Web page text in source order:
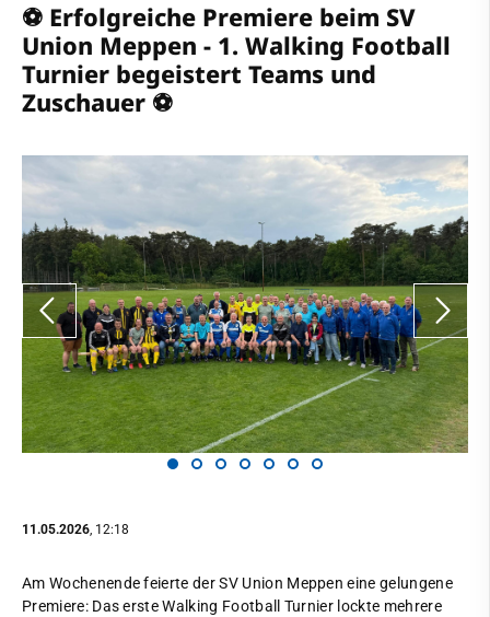
⚽️ Erfolgreiche Premiere beim SV
Union Meppen - 1. Walking Football
Turnier begeistert Teams und
Zuschauer ⚽️
11.05.2026, 12:18
Am Wochenende feierte der SV Union Meppen eine gelungene
Premiere: Das erste Walking Football Turnier lockte mehrere
Vereins-Shop
Mitgliedschaft & Service
Kontakt